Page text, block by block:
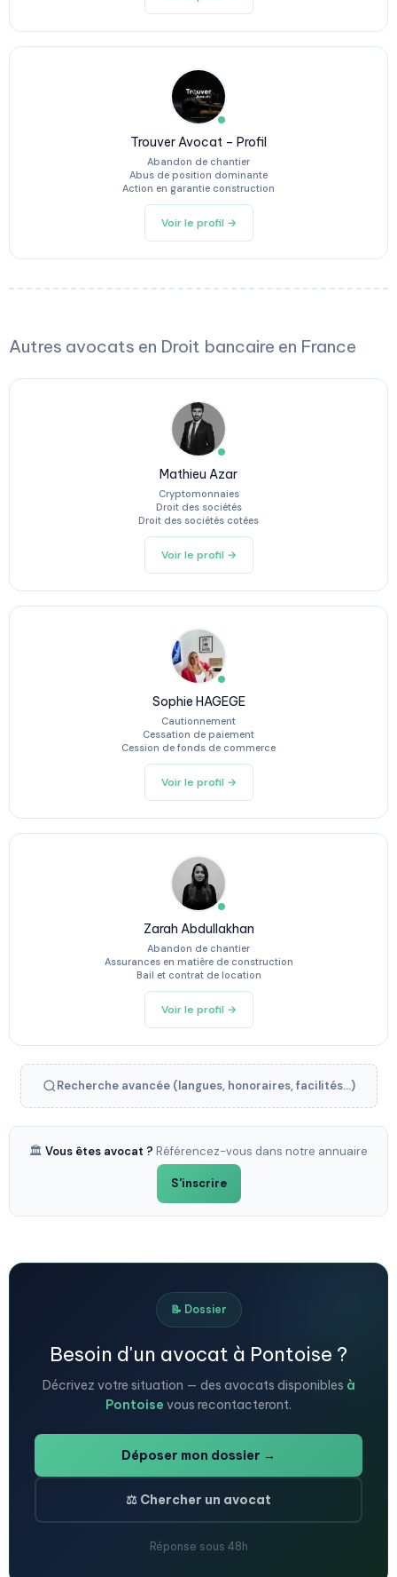
Trouver Avocat – Profil
Abandon de chantier
Abus de position dominante
Action en garantie construction
Voir le profil →
Autres avocats en Droit bancaire en France
Mathieu Azar
Cryptomonnaies
Droit des sociétés
Droit des sociétés cotées
Voir le profil →
Sophie HAGEGE
Cautionnement
Cessation de paiement
Cession de fonds de commerce
Voir le profil →
Zarah Abdullakhan
Abandon de chantier
Assurances en matière de construction
Bail et contrat de location
Voir le profil →
Recherche avancée (langues, honoraires, facilités...)
🏛️ Vous êtes avocat ? Référencez-vous dans notre annuaire
S'inscrire
📝 Dossier
Besoin d'un avocat à Pontoise ?
Décrivez votre situation — des avocats disponibles à
Pontoise vous recontacteront.
Déposer mon dossier →
⚖️ Chercher un avocat
Réponse sous 48h